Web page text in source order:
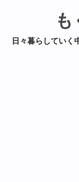
日々暮らしていく